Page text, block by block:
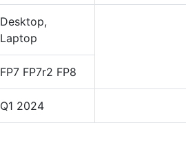
Desktop,
Laptop
FP7 FP7r2 FP8
Q1 2024